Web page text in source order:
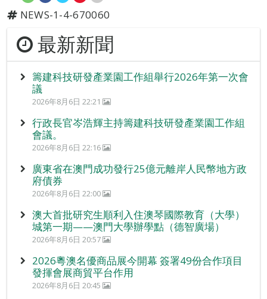
NEWS-1-4-670060
最新新聞
籌建科技研發產業園工作組舉行2026年第一次會
議
2026年8月6日 22:21
行政長官岑浩輝主持籌建科技研發產業園工作組
會議。
2026年8月6日 22:16
廣東省在澳門成功發行25億元離岸人民幣地方政
府債券
2026年8月6日 22:00
澳大首批研究生順利入住澳琴國際教育（大學）
城第一期——澳門大學辦學點（德智廣場）
2026年8月6日 20:57
2026粵澳名優商品展今開幕 簽署49份合作項目
發揮會展商貿平台作用
2026年8月6日 20:45